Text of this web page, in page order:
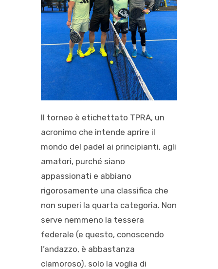
Il torneo è etichettato TPRA, un
acronimo che intende aprire il
mondo del padel ai principianti, agli
amatori, purché siano
appassionati e abbiano
rigorosamente una classifica che
non superi la quarta categoria. Non
serve nemmeno la tessera
federale (e questo, conoscendo
l’andazzo, è abbastanza
clamoroso), solo la voglia di